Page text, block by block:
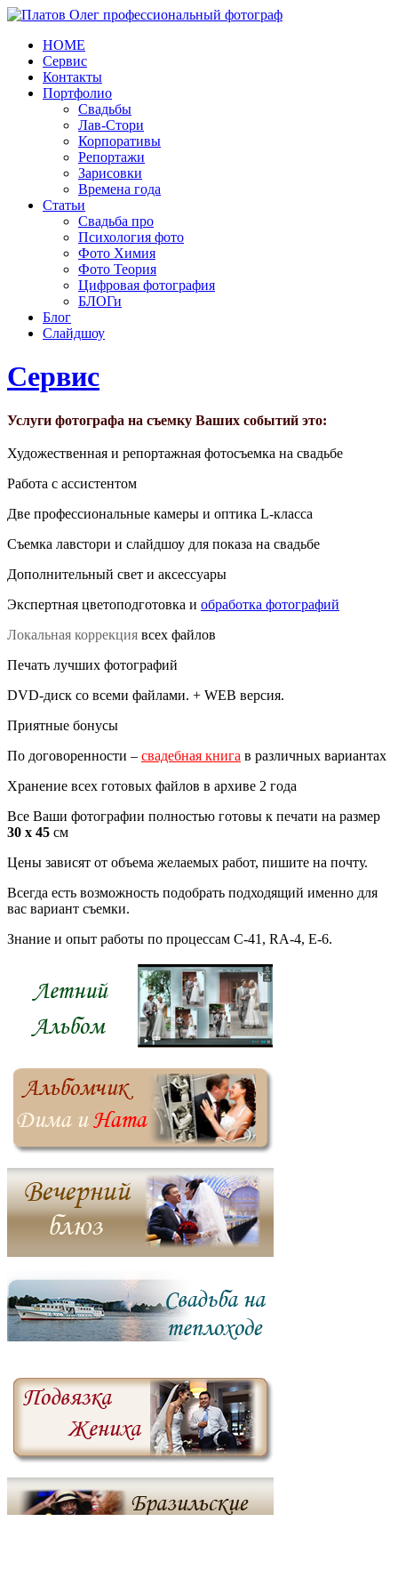
HOME
Сервис
Контакты
Портфолио
Свадьбы
Лав-Стори
Корпоративы
Репортажи
Зарисовки
Времена года
Статьи
Свадьба про
Психология фото
Фото Химия
Фото Теория
Цифровая фотография
БЛОГи
Блог
Слайдшоу
Сервис
Услуги фотографа на съемку Ваших событий это:
Художественная и репортажная фотосъемка на свадьбе
Работа с ассистентом
Две профессиональные камеры и оптика L-класса
Съемка лавстори и слайдшоу для показа на свадьбе
Дополнительный свет и аксессуары
Экспертная цветоподготовка и обработка фотографий
Локальная коррекция всех файлов
Печать лучших фотографий
DVD-диск со всеми файлами. + WEB версия.
Приятные бонусы
По договоренности – свадебная книга в различных вариантах
Хранение всех готовых файлов в архиве 2 года
Все Ваши фотографии полностью готовы к печати на размер
30 х 45 см
Цены зависят от объема желаемых работ, пишите на почту.
Всегда есть возможность подобрать подходящий именно для
вас вариант съемки.
Знание и опыт работы по процессам C-41, RA-4, E-6.